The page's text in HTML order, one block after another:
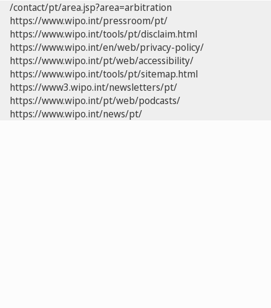
/contact/pt/area.jsp?area=arbitration
https://www.wipo.int/pressroom/pt/
https://www.wipo.int/tools/pt/disclaim.html
https://www.wipo.int/en/web/privacy-policy/
https://www.wipo.int/pt/web/accessibility/
https://www.wipo.int/tools/pt/sitemap.html
https://www3.wipo.int/newsletters/pt/
https://www.wipo.int/pt/web/podcasts/
https://www.wipo.int/news/pt/